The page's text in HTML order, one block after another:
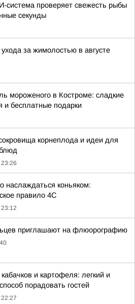
система проверяет свежесть рыбы
секунды
за жимолостью в августе
мороженого в Костроме: сладкие
и бесплатные подарки
корнеплода и идеи для
наслаждаться коньяком:
правило 4С
приглашают на флюорографию
кабачков и картофеля: легкий и
порадовать гостей